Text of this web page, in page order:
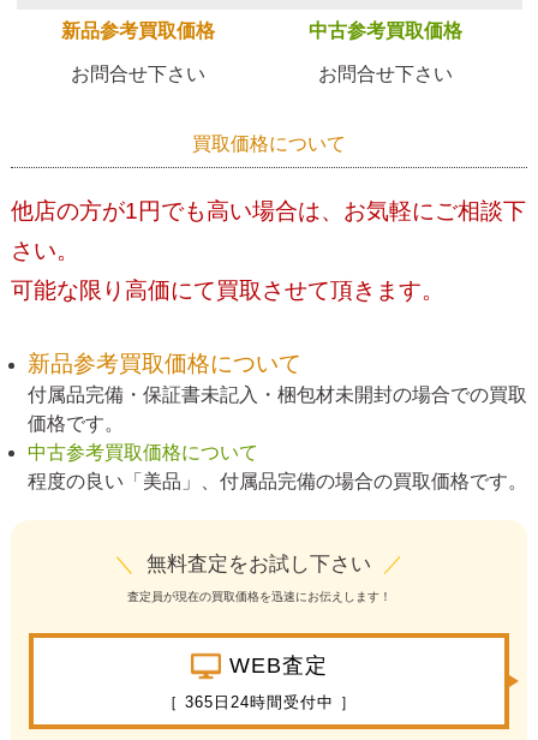
新品参考買取価格 中古参考買取価格
お問合せ下さい お問合せ下さい
買取価格について
他店の方が1円でも高い場合は、お気軽にご相談下
さい。
可能な限り高価にて買取させて頂きます。
新品参考買取価格について
付属品完備・保証書未記入・梱包材未開封の場合での買取
価格です。
中古参考買取価格について
程度の良い「美品」、付属品完備の場合の買取価格です。
＼ 無料査定をお試し下さい ／
査定員が現在の買取価格を迅速にお伝えします！
WEB査定
［ 365日24時間受付中 ］